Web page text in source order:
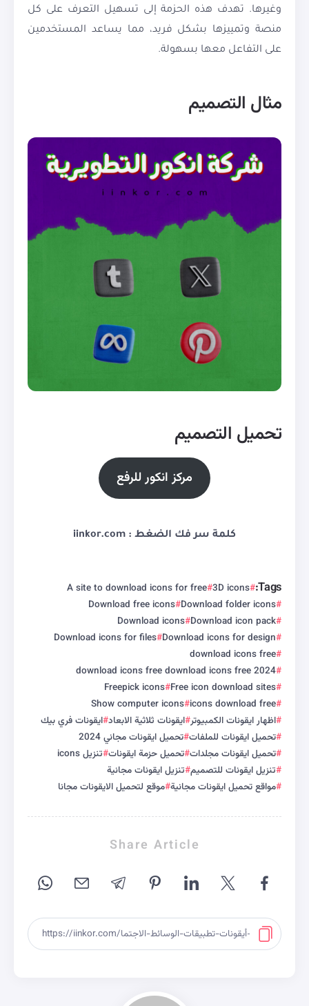
وغيرها. تهدف هذه الحزمة إلى تسهيل التعرف على كل
منصة وتمييزها بشكل فريد، مما يساعد المستخدمين
على التفاعل معها بسهولة.
مثال التصميم
تحميل التصميم
مركز انكور للرفع
كلمة سر فك الضغط : iinkor.com
Tags:
3D icons
A site to download icons for free
Download folder icons
Download free icons
Download icon pack
Download icons
Download icons for design
Download icons for files
download icons free
download icons free download icons free 2024
Free icon download sites
Freepick icons
icons download free
Show computer icons
اظهار ايقونات الكمبيوتر ايقونات ثلاثية الابعاد ايقونات فري بيك
تحميل ايقونات للملفات تحميل ايقونات مجاني 2024
تحميل ايقونات مجلدات تحميل حزمة ايقونات تنزيل icons
تنزيل ايقونات للتصميم تنزيل ايقونات مجانية
مواقع تحميل ايقونات مجانية موقع لتحميل الايقونات مجانا
Share Article